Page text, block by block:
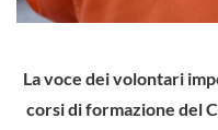
La voce dei volontari
corsi di formazione del